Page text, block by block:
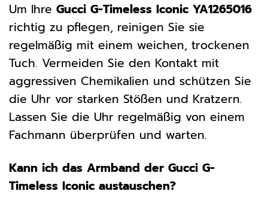
Um Ihre Gucci G-Timeless Iconic YA1265016
richtig zu pflegen, reinigen Sie sie
regelmäßig mit einem weichen, trockenen
Tuch. Vermeiden Sie den Kontakt mit
aggressiven Chemikalien und schützen Sie
die Uhr vor starken Stößen und Kratzern.
Lassen Sie die Uhr regelmäßig von einem
Fachmann überprüfen und warten.
Kann ich das Armband der Gucci G-
Timeless Iconic austauschen?